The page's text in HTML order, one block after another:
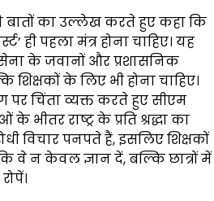
बातों का उल्लेख करते हुए कहा कि
ही पहला मंत्र होना चाहिए। यह
के जवानों और प्रशासनिक
शिक्षकों के लिए भी होना चाहिए।
पर चिंता व्यक्त करते हुए सीएम
भीतर राष्ट्र के प्रति श्रद्धा का
विचार पनपते हैं, इसलिए शिक्षकों
वे न केवल ज्ञान दें, बल्कि छात्रों में